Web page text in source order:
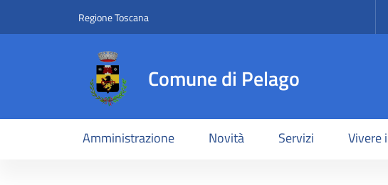
Regione ToscanaSlim top
Comune di Pelago
Amministrazione Novità Servizi Vivere